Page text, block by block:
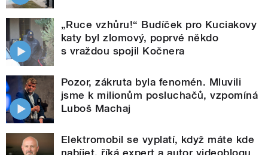
„Ruce vzhůru!“ Budíček pro Kuciakovy
katy byl zlomový, poprvé někdo
s vraždou spojil Kočnera
Pozor, zákruta byla fenomén. Mluvili
jsme k milionům posluchačů, vzpomíná
Luboš Machaj
Elektromobil se vyplatí, když máte kde
nabíjet, říká expert a autor videoblogu